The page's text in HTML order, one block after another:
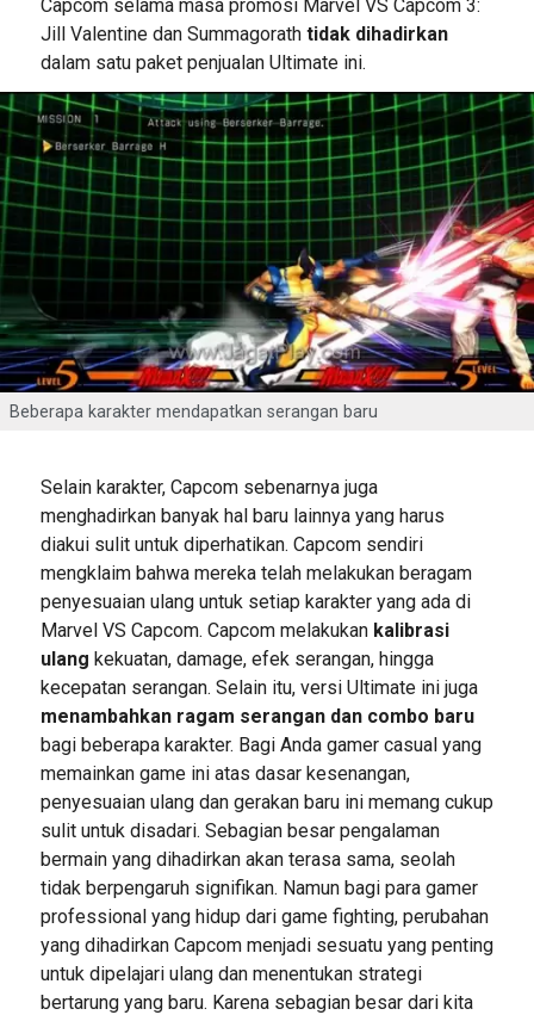
Capcom selama masa promosi Marvel VS Capcom 3:
Jill Valentine dan Summagorath tidak dihadirkan
dalam satu paket penjualan Ultimate ini.
Beberapa karakter mendapatkan serangan baru
Selain karakter, Capcom sebenarnya juga
menghadirkan banyak hal baru lainnya yang harus
diakui sulit untuk diperhatikan. Capcom sendiri
mengklaim bahwa mereka telah melakukan beragam
penyesuaian ulang untuk setiap karakter yang ada di
Marvel VS Capcom. Capcom melakukankalibrasi
ulang kekuatan, damage, efek serangan, hingga
kecepatan serangan. Selain itu, versi Ultimate ini juga
menambahkan ragam serangan dan combo baru
bagi beberapa karakter. Bagi Anda gamer casual yang
memainkan game ini atas dasar kesenangan,
penyesuaian ulang dan gerakan baru ini memang cukup
sulit untuk disadari. Sebagian besar pengalaman
bermain yang dihadirkan akan terasa sama, seolah
tidak berpengaruh signifikan. Namun bagi para gamer
professional yang hidup dari game fighting, perubahan
yang dihadirkan Capcom menjadi sesuatu yang penting
untuk dipelajari ulang dan menentukan strategi
bertarung yang baru. Karena sebagian besar dari kita